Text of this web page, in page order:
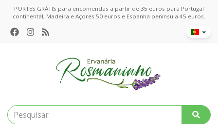
PORTES GRÁTIS para encomendas a partir de 35 euros para Portugal
continental, Madeira e Açores 50 euros e Espanha península 45 euros.